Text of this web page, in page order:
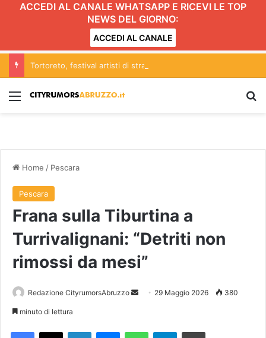
ACCEDI AL CANALE WHATSAPP E RICEVI LE TOP
NEWS DEL GIORNO:
ACCEDI AL CANALE
Menu
Home / Pescara
Pescara
Frana sulla Tiburtina a
Turrivalignani: “Detriti non
rimossi da mesi”
Redazione CityrumorsAbruzzo 29 Maggio 2026 380
minuto di lettura
Telegram